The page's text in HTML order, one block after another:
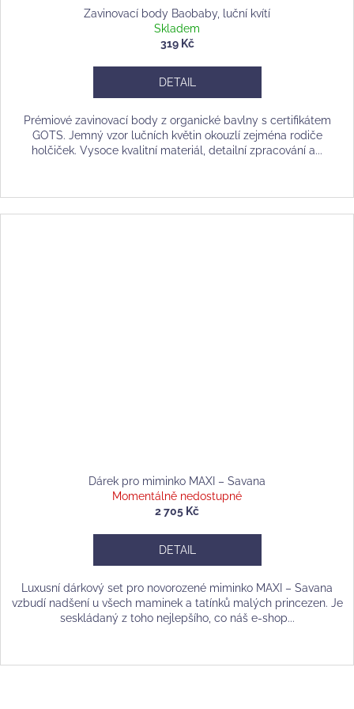
Zavinovací body Baobaby, luční kvítí
Skladem
319 Kč
DETAIL
Prémiové zavinovací body z organické bavlny s certifikátem
GOTS. Jemný vzor lučních květin okouzlí zejména rodiče
holčiček. Vysoce kvalitní materiál, detailní zpracování a...
Dárek pro miminko MAXI – Savana
Momentálně nedostupné
2 705 Kč
DETAIL
Luxusní dárkový set pro novorozené miminko MAXI – Savana
vzbudí nadšení u všech maminek a tatínků malých princezen. Je
seskládaný z toho nejlepšího, co náš e-shop...